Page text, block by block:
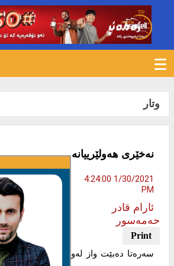
وتار
نەخێری هەولێرییانە
1/30/2021 4:24:00
PM
ئارام قادر
حەمەسور
سەرەتا دەبێت واز لەو